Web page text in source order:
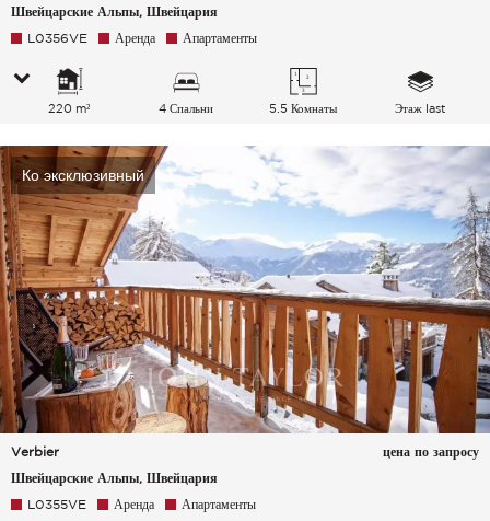
Швейцарские Альпы, Швейцария
L0356VE
Аренда Апартаменты
220 m² 4 Спальни 5.5 Комнаты Этаж last
Ко эксклюзивный
Verbier
Швейцарские Альпы, Швейцария
цена по запросу
L0355VE Аренда Апартаменты